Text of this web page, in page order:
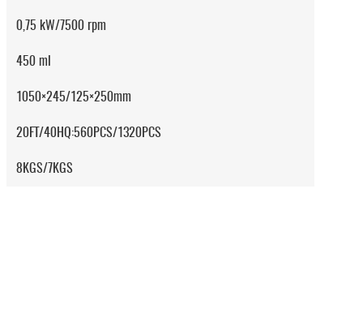
0,75 kW/7500 rpm
450 ml
1050×245/125×250mm
20FT/40HQ:560PCS/1320PCS
8KGS/7KGS